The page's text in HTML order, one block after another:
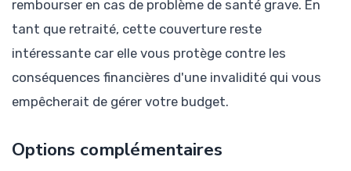
rembourser en cas de problème de santé grave. En
tant que retraité, cette couverture reste
intéressante car elle vous protège contre les
conséquences financières d'une invalidité qui vous
empêcherait de gérer votre budget.
Options complémentaires